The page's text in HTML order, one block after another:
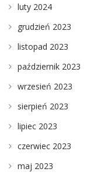
luty 2024
grudzień 2023
listopad 2023
październik 2023
wrzesień 2023
sierpień 2023
lipiec 2023
czerwiec 2023
maj 2023